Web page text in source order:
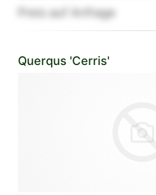
Preis auf Anfrage
Querqus 'Cerris'